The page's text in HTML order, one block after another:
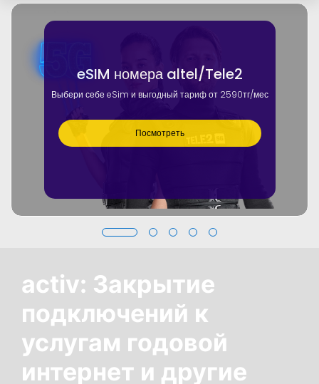
eSIM номера altel/Tele2
Выбери себе eSim и выгодный тариф от 2590тг/мес
Посмотреть
activ: Закрытие
подключений к
услугам годовой
интернет и другие